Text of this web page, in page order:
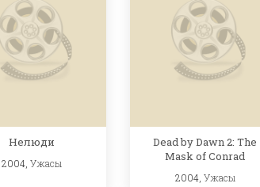
Нелюди
2004, Ужасы
Dead by Dawn 2: The
Mask of Conrad
2004, Ужасы